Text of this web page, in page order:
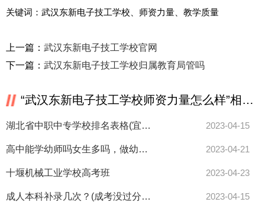
关键词：武汉东新电子技工学校、师资力量、教学质量
上一篇： 武汉东新电子技工学校官网
下一篇： 武汉东新电子技工学校归属教育局管吗
“武汉东新电子技工学校师资力量怎么样”相关推荐
湖北省中职中专学校排名表格(宜昌中职中专学校) 2023-04-15
高中能学幼师吗女生多吗，做幼师以来你有过后悔的时候吗？ 2023-04-21
十堰机械工业学校高考班 2023-04-23
成人本科补录几次？(成考没过分数线有没有补录) 2023-04-15